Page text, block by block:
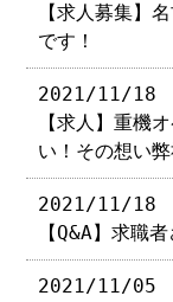
【求人募集】
です！
2021/11/18
【求人】重機
い！その想い
2021/11/18
【Q&A】求職
2021/11/05